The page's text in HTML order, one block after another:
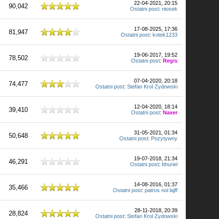
90,042
22-04-2021, 20:15
Ostatni post:niosek
81,947
17-08-2025, 17:36
Ostatni post:kotek1233
78,502
19-06-2017, 19:52
Ostatni post:Regis
74,477
07-04-2020, 20:18
Ostatni post:Stefan Krol Zydowski
39,410
12-04-2020, 18:14
Ostatni post:Naxer
50,648
31-05-2021, 01:34
Ostatni post: Pozytywny
46,291
19-07-2018, 21:34
Ostatni post: Ithuriel
35,466
14-08-2016, 01:37
Ostatni post:patros nol lajff
28,824
28-11-2018, 20:39
Ostatni post:Stefan Krol Zydowski